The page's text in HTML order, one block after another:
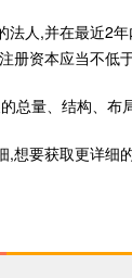
人,并在最近2
册资本应当不低
总量、结构、布
想要获取更详